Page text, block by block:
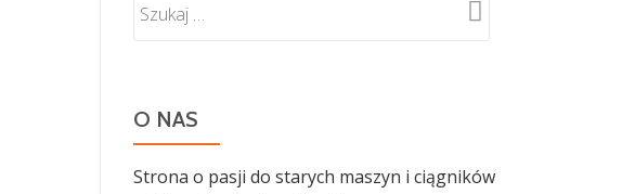
O NAS
Strona o pasji do starych maszyn i ciągników